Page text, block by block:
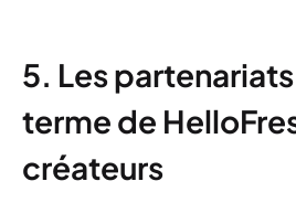
5. Les
terme de
créateurs